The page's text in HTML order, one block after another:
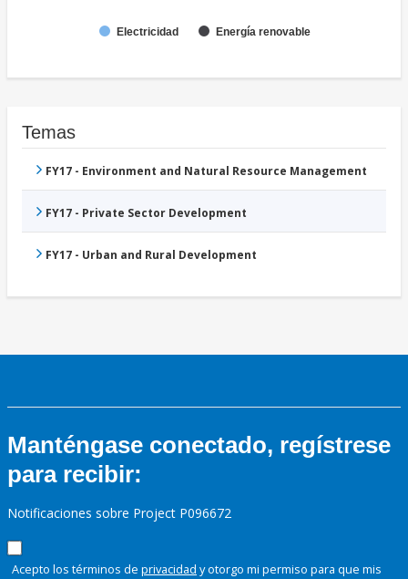
Electricidad Energía renovable
Temas
FY17 - Environment and Natural Resource Management
FY17 - Private Sector Development
FY17 - Urban and Rural Development
Manténgase conectado, regístrese
para recibir:
Notificaciones sobre Project P096672
Acepto los términos de privacidad y otorgo mi permiso para que mis